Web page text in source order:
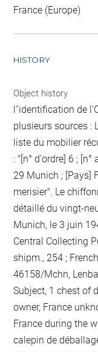
France (Europe)
HISTORY
Object history
l''identification de
plusieurs sources :
liste du mobilier
: "[n° d'ordre] 6 ;
29 Munich ; [Pays]
merisier". Le
détaillé du vingt-
Munich, le 3 juin
Central Collecting
shipm., 254 ;
46158/Mchn,
Subject, 1 chest of
owner, France
France during the
calepin de